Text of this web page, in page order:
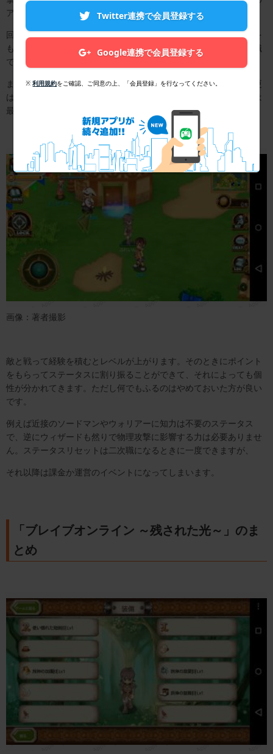
アーチャー、
回復支援職のプリーストなど様々です。それぞれ特徴あるスキルを
もっており、レベルが上がると上位の位置づけである二次職に転職
できます。現在、その上である三次職まで実装されていますから、
ますます戦いの楽しさが増していくことでしょう。途中での職変更
はキャラクターを消さない限り無理ですが、無料でキャラクターは
最大6つまで作れるので自分に合った職業を作ってください。
画像：著者撮影
敵と戦って経験を積むとレベルが上がります。そのときにポイント
をもらってステータスに割り振ることができて、それによっても個
性が分かれてきます。ただし何でもふるのはやめておいた方が良い
です。
例えば近接のソードマンやウォリアーに知力は不要のステータス
で、逆にウィザードも然りで物理攻撃に影響する力は必要ありませ
ん。ステータスリセットは二次職になるときに一度できますが、
それ以降は課金か運営のイベントになってしまいます。
「ブレイブオンライン ～残された光～」のま
とめ
Twitter連携で会員登録する
Google連携で会員登録する
※利用規約をご確認、ご同意の上、「会員登録」を行なってください。